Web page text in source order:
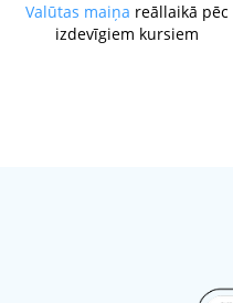
Valūtas maiņa reāllaikā pēc
izdevīgiem kursiem